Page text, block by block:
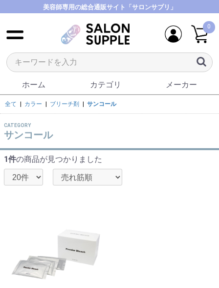
美容師専用の総合通販サイト「サロンサプリ」
0
ホーム カテゴリ メーカー
全て カラー ブリーチ剤 サンコール
CATEGORY
サンコール
1件の商品が見つかりました